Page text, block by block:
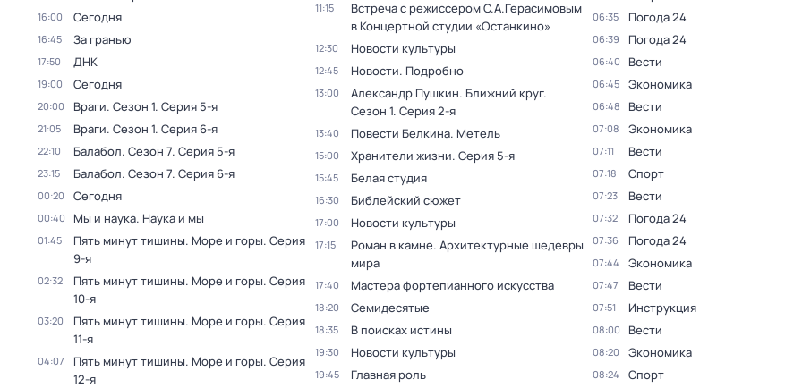
16:00 Сегодня
16:45 За гранью
17:50 ДНК
19:00 Сегодня
20:00 Враги. Сезон 1. Серия 5-я
21:05 Враги. Сезон 1. Серия 6-я
22:10 Балабол. Сезон 7. Серия 5-я
23:15 Балабол. Сезон 7. Серия 6-я
00:20 Сегодня
00:40 Мы и наука. Наука и мы
01:45 Пять минут тишины. Море и горы. Серия
9-я
02:32 Пять минут тишины. Море и горы. Серия
10-я
03:20 Пять минут тишины. Море и горы. Серия
11-я
04:07 Пять минут тишины. Море и горы. Серия
12-я
11:15
Встреча с режиссером С.А.Герасимовым
в Концертной студии «Останкино»
12:30 Новости культуры
12:45 Новости. Подробно
13:00 Александр Пушкин. Ближний круг.
Сезон 1. Серия 2-я
13:40 Повести Белкина. Метель
15:00 Хранители жизни. Серия 5-я
15:45 Белая студия
16:30 Библейский сюжет
17:00 Новости культуры
17:15
Роман в камне. Архитектурные шедевры
мира
17:40 Мастера фортепианного искусства
18:20 Семидесятые
18:35 В поисках истины
19:30 Новости культуры
19:45 Главная роль
06:35 Погода 24
06:39 Погода 24
06:40 Вести
06:45 Экономика
06:48 Вести
07:08 Экономика
07:11 Вести
07:18 Спорт
07:23 Вести
07:32 Погода 24
07:36 Погода 24
07:44 Экономика
07:47 Вести
07:51 Инструкция
08:00 Вести
08:20 Экономика
08:24 Спорт